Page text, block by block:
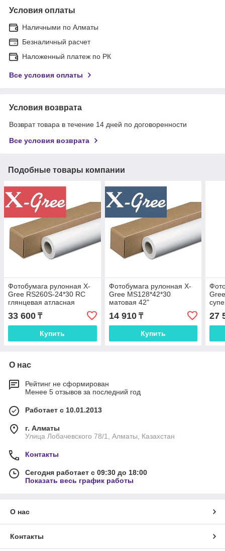
Условия оплаты
Наличными по Алматы
Безналичный расчет
Наложенный платеж по РК
Все условия оплаты
Условия возврата
Возврат товара в течение 14 дней по договоренности
Все условия возврата
Подобные товары компании
Фотобумага рулонная X-
Gree RS260S-24*30 RC
глянцевая атласная
SATIN 24"
(610мм*30м*50мм) 260 г/
м2
33 600 ₸
Купить
Фотобумага рулонная X-
Gree MS128*42*30
матовая 42"
(1067мм*30м*50мм) 128 г/
м2
14 910₸
Купить
м2
27
О нас
Рейтинг не сформирован
Менее 5 отзывов за последний год
Работает с 10.01.2013
г. Алматы
Улица Лобачевского 78/1, Алматы, Казахстан
Контакты
Сегодня работает с 09:30 до 18:00
Показать весь график работы
О нас
Контакты